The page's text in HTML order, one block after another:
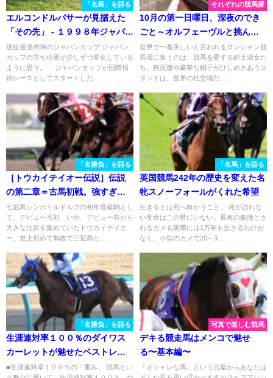
「名馬」を語る
エルコンドルパサーが見据えた
「その先」 - １９９８年ジャパン
カップ
現役最強布陣のジャパンカップ ジャパン
カップの立ち位置が少しずつ変化している
ように思う。 ジャパンカップが国際招
待レースとしてスタートした...
それぞれの競馬愛
10月の第一日曜日、深夜のでき
ごと～オルフェーヴルと挑んだ
凱旋門賞～
世界で一番美しいと言われるロンシャン競
馬場に集うのは、競馬を愛する紳士淑女た
ち。燕尾服や豪華な帽子がひしめきあうス
タンドは、世界の社交場だ。...
「名勝負」を語る
［トウカイテイオー伝説］伝説
の第二章＝古馬初戦。強すぎた
内容と「落とし穴」。1992年・
産経大阪杯を振り返る
七冠馬シンボリルドルフの初年度産駒とし
て、デビュー当初、いや、デビュー前から
大きな注目を集めていたトウカイテイオ
ー。史上初めて無敗で三冠馬と...
「名馬」を語る
英国競馬242年の歴史を変えた名
牝スノーフォールがくれた希望
生きるとは死へ向かうこと。 死が訪れな
い生命はこの世にいない。長寿の象徴とさ
れるカメも実際には1万年も生きるわけが
なく、小型のカメで20～3...
「名勝負」を語る
生涯連対率１００％のダイワス
カーレットが魅せたベストレー
ス／２００７年エリザベス女王
■生涯連対率１００％の「重み」 競馬とい
写真で楽しむ競馬
デキる競走馬はメンコで魅せ
る〜基本編〜
「オシャレな馬」という言葉からあなたは